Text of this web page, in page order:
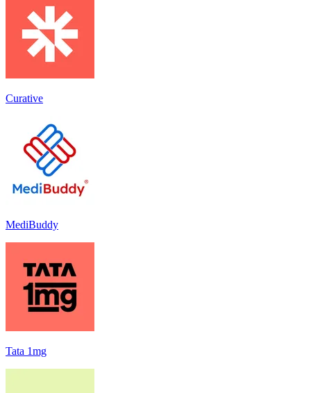
Curative
MediBuddy
Tata 1mg